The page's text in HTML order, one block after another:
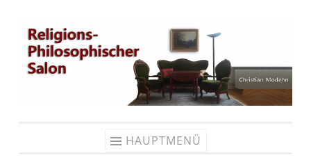
Zum
Inhalt
springen
HAUPTMENÜ